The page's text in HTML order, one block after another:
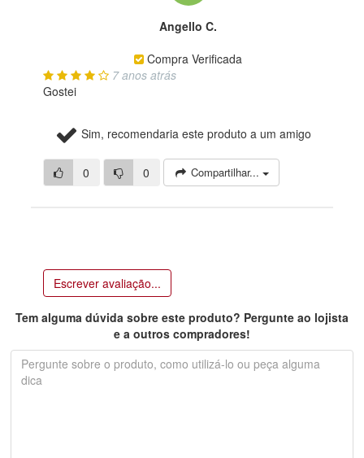
Angello C.
Compra Verificada
7 anos atrás
Gostei
Sim, recomendaria este produto a um amigo
0 0 Compartilhar...
Escrever avaliação...
Tem alguma dúvida sobre este produto? Pergunte ao lojista
e a outros compradores!